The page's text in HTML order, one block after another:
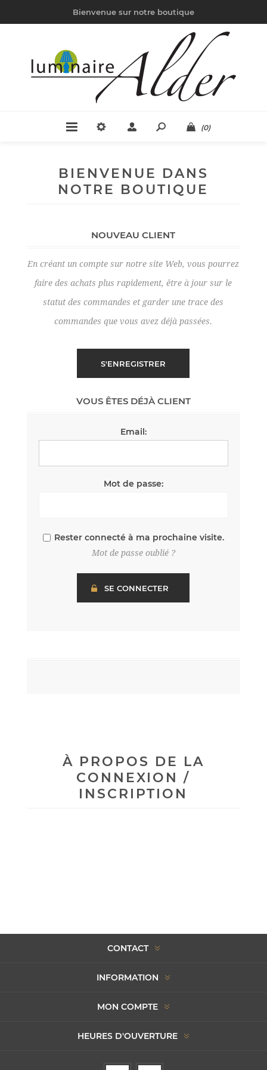
Bienvenue sur notre boutique
(0)
BIENVENUE DANS
NOTRE BOUTIQUE
NOUVEAU CLIENT
En créant un compte sur notre site Web, vous pourrez
faire des achats plus rapidement, être à jour sur le
statut des commandes et garder une trace des
commandes que vous avez déjà passées.
VOUS ÊTES DÉJÀ CLIENT
Email:
Mot de passe:
Rester connecté à ma prochaine visite.
Mot de passe oublié ?
À PROPOS DE LA
CONNEXION /
INSCRIPTION
CONTACT
INFORMATION
MON COMPTE
HEURES D'OUVERTURE